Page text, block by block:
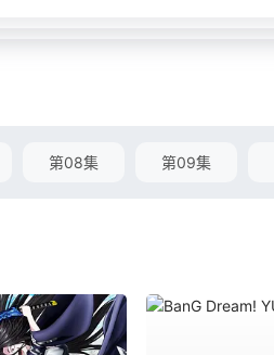
第08集 第09集